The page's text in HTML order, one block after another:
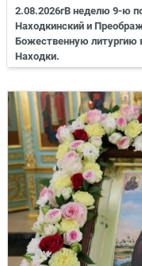
2.08.2026гВ неделю 9-ю
Находкинский и
Божественную литургию
Находки.